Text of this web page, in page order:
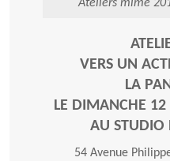
Ateliers mime
VERS UN
LA
LE DIMANCHE
AU STUDIO
54 Avenue